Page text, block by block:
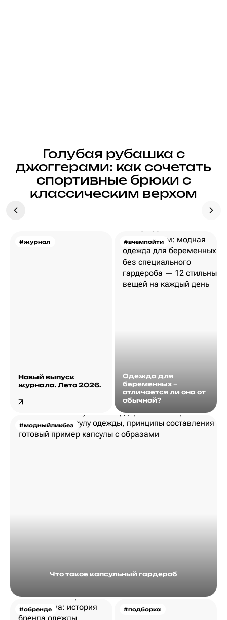
Голубая рубашка с
джоггерами: как сочетать
спортивные брюки с
классическим верхом
#журнал
Новый выпуск
журнала. Лето 2026.
#вчемпойти
Одежда для
беременных –
отличается ли она от
обычной?
#модныйликбез
Что такое капсульный гардероб
#обренде #подборка